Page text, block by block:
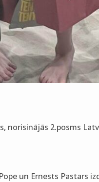
norisinājās 2.posms
un Ernests Pastars